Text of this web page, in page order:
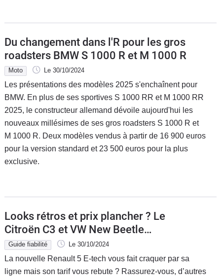
Du changement dans l'R pour les gros
roadsters BMW S 1000 R et M 1000 R
Moto Le 30/10/2024
Les présentations des modèles 2025 s'enchaînent pour
BMW. En plus de ses sportives S 1000 RR et M 1000 RR
2025, le constructeur allemand dévoile aujourd'hui les
nouveaux millésimes de ses gros roadsters S 1000 R et
M 1000 R. Deux modèles vendus à partir de 16 900 euros
pour la version standard et 23 500 euros pour la plus
exclusive.
Looks rétros et prix plancher ? Le
Citroën C3 et VW New Beetle
s’affrontent
Guide fiabilité Le 30/10/2024
La nouvelle Renault 5 E-tech vous fait craquer par sa
ligne mais son tarif vous rebute ? Rassurez-vous, d’autres